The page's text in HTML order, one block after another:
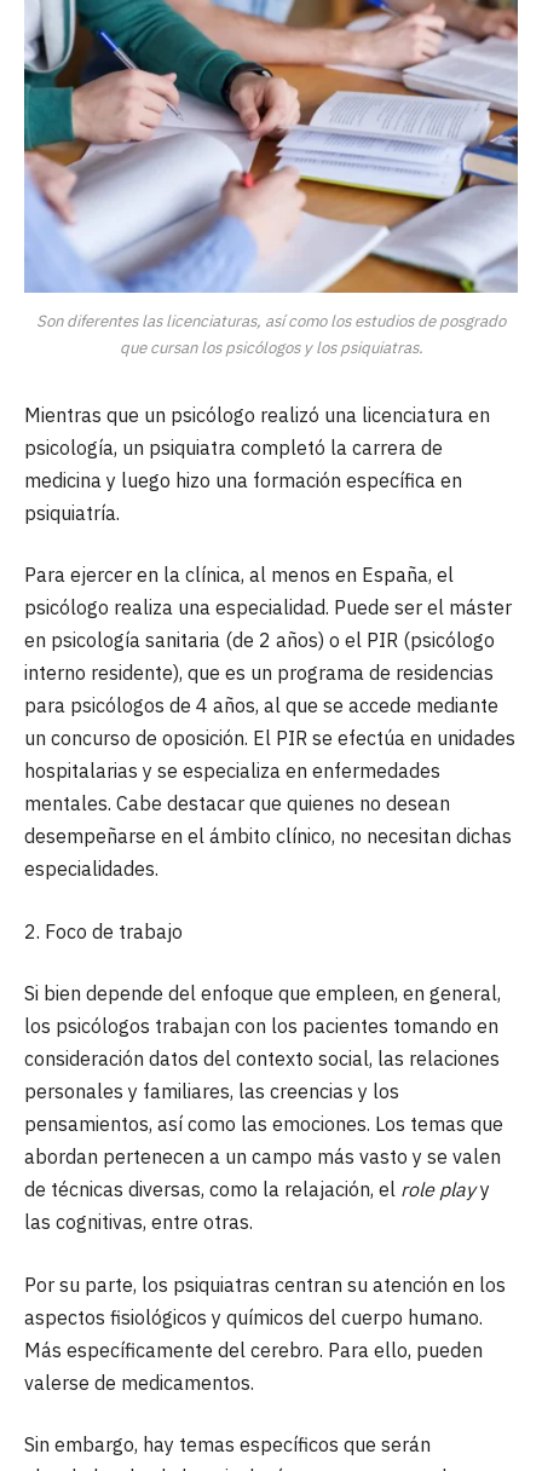
Son diferentes las licenciaturas, así como los estudios de posgrado
que cursan los psicólogos y los psiquiatras.
Mientras que un psicólogo realizó una licenciatura en
psicología, un psiquiatra completó la carrera de
medicina y luego hizo una formación específica en
psiquiatría.
Para ejercer en la clínica, al menos en España, el
psicólogo realiza una especialidad. Puede ser el máster
en psicología sanitaria (de 2 años) o el PIR (psicólogo
interno residente), que es un programa de residencias
para psicólogos de 4 años, al que se accede mediante
un concurso de oposición. El PIR se efectúa en unidades
hospitalarias y se especializa en enfermedades
mentales. Cabe destacar que quienes no desean
desempeñarse en el ámbito clínico, no necesitan dichas
especialidades.
2. Foco de trabajo
Si bien depende del enfoque que empleen, en general,
los psicólogos trabajan con los pacientes tomando en
consideración datos del contexto social, las relaciones
personales y familiares, las creencias y los
pensamientos, así como las emociones. Los temas que
abordan pertenecen a un campo más vasto y se valen
de técnicas diversas, como la relajación, el role playy
las cognitivas, entre otras.
Por su parte, los psiquiatras centran su atención en los
aspectos fisiológicos y químicos del cuerpo humano.
Más específicamente del cerebro. Para ello, pueden
valerse de medicamentos.
Sin embargo, hay temas específicos que serán